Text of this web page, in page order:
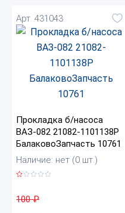
Арт. 431043
Прокладка б/насоса
ВАЗ-082 21082-1101138Р
БалаковоЗапчасть 10761
Наличие: нет (0 шт.)
100₽